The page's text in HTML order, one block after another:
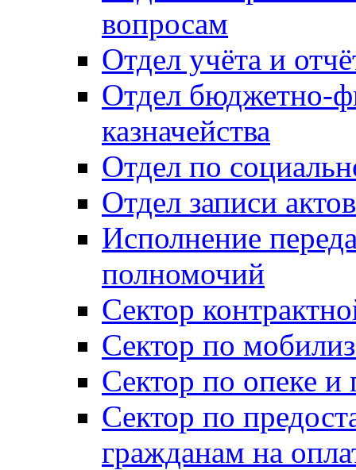
вопросам
Отдел учёта и
Отдел бюджетно-
казначейства
Отдел по
Отдел записи
Исполнение
полномочий
Сектор
Сектор по
Сектор по опеке и
Сектор по
гражданам на